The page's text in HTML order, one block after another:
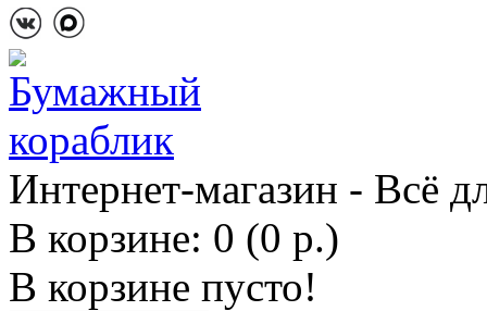
Интернет-магазин - Всё
В корзине: 0 (0 р.)
В корзине пусто!